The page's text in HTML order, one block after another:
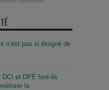
n’est pas si éloigné de
DCI et DPÉ font-ils
la